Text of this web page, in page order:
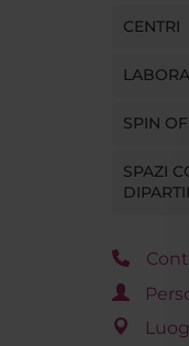
CENTRI
SPIN
SPAZI